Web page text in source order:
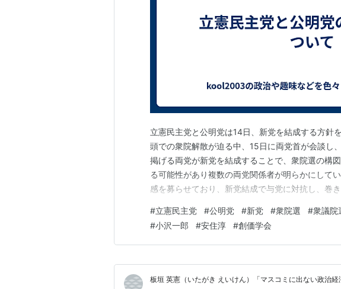
立憲民主党と公明党は14日、新党を結成する方針
頭での衆院解散が迫る中、15日に両党首が会談し
掲げる両党が新党を結成することで、衆院選の構
る可能性があり複数の両党関係者が明らかにして
感を募らせており、新党結成で与党に対抗し、巻
選挙区から撤退する方針を固めていて複数の公明
選挙の準備が整わず、連立を解消した自民党の支
#立憲民主党 #公明党 #新党 #衆院選 #衆議院
#小沢一郎 #安住淳 #創価学会
板垣 英憲（いたがき えいけん）「マスコミに出ない政治経